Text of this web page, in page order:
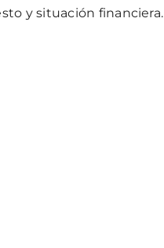
y situación financiera.